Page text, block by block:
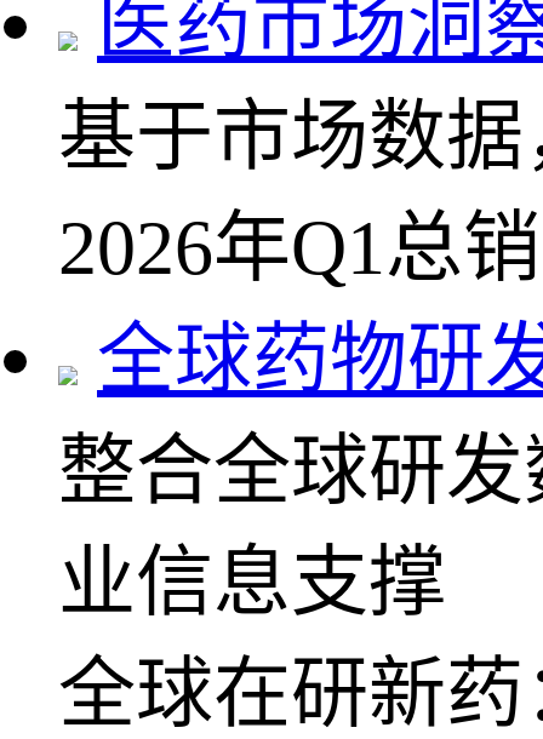
医药市场洞
基于市场数
2026年Q1总
全球药物研
整合全球研
业信息支撑
全球在研新药